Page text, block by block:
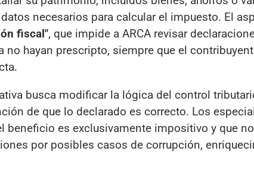
necesarios para calcular el impuesto. El
fiscal", que impide a ARCA revisar
no hayan prescripto, siempre que el
busca modificar la lógica del control
de que lo declarado es correcto. Los
beneficio es exclusivamente impositivo y que
por posibles casos de corrupción,